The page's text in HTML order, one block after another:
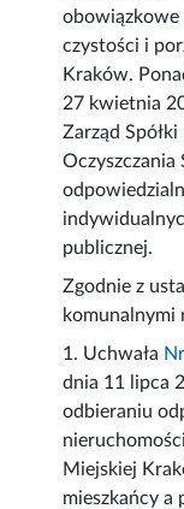
obowiązkowe
czystości i
Kraków.
27 kwietnia
Zarząd
Oczyszczania
publicznej.
Zgodnie z
komunalnymi
1. Uchwała
dnia 11 lipca
odbieraniu
Miejskiej
mieszkańcy a